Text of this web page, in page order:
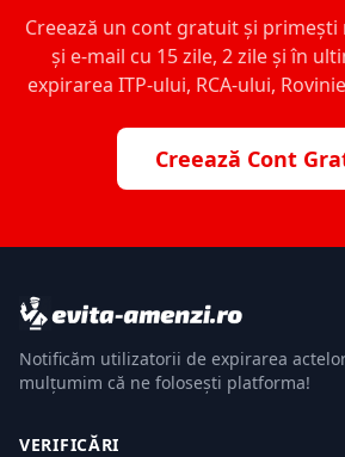
Creează un cont gratuit și
și e-mail cu 15 zile, 2 zile și în
expirarea ITP-ului, RCA-ului,
Creează Cont
Notificăm utilizatorii de expirarea
mulțumim că ne folosești platforma!
VERIFICĂRI